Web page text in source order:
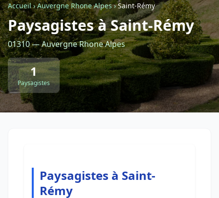
Retour à la liste des métiers
CGU-Confidentialité- Service proposé parViteUnDevis.com-Vous
Accueil›Auvergne Rhone Alpes›Saint-Rémy
Paysagistes à Saint-Rémy
01310 — Auvergne Rhone Alpes
1
Paysagistes
Paysagistes à Saint-
Rémy